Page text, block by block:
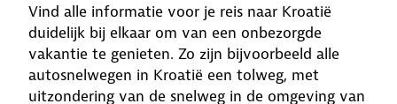
Vind alle informatie voor je reis naar Kroatië
duidelijk bij elkaar om van een onbezorgde
vakantie te genieten. Zo zijn bijvoorbeeld alle
autosnelwegen in Kroatië een tolweg, met
uitzondering van de snelweg in de omgeving van